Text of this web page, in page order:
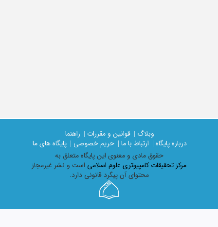
وبلاگ | قوانین و مقررات |
راهنما
درباره پایگاه |
ارتباط با ما | حریم خصوصی |
پایگاه های ما
حقوق مادی و معنوی اين پايگاه متعلق به
مرکز تحقیقات کامپیوتری علوم اسلامی است و نشر غیرمجاز
محتوای آن پیگرد قانونی دارد.